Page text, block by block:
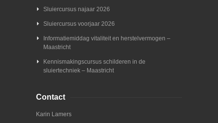
Sluiercursus najaar 2026
Sluiercursus voorjaar 2026
Informatiemiddag vitaliteit en herstelvermogen –
Maastricht
Kennismakingscursus schilderen in de
sluiertechniek – Maastricht
Contact
Karin Lamers